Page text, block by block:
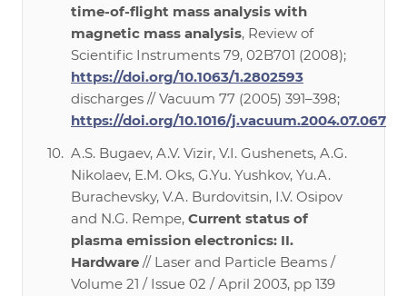
time-of-flight mass analysis with
magnetic mass analysis, Review of
Scientific Instruments 79, 02B701 (2008);
https://doi.org/10.1063/1.2802593
discharges // Vacuum 77 (2005) 391–398;
https://doi.org/10.1016/j.vacuum.2004.07.067
A.S. Bugaev, A.V. Vizir, V.I. Gushenets, A.G.
Nikolaev, E.M. Oks, G.Yu. Yushkov, Yu.A.
Burachevsky, V.A. Burdovitsin, I.V. Osipov
and N.G. Rempe, Current status of
plasma emission electronics: II.
Hardware // Laser and Particle Beams /
Volume 21 / Issue 02 / April 2003, pp 139